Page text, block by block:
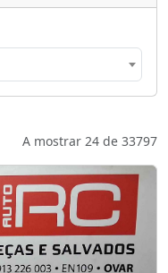
A mostrar 24 de 33797